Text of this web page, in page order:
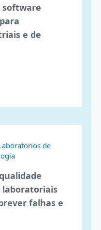
software
e de
de
laboratoriais
falhas e